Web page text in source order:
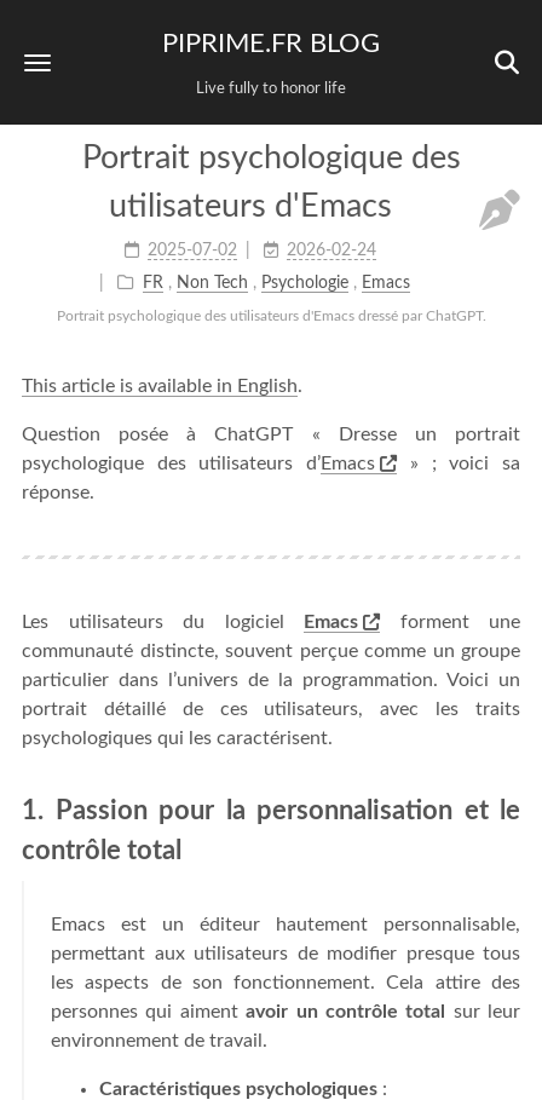
PIPRIME.FR BLOG
Live fully to honor life
Portrait psychologique des
utilisateurs d'Emacs
2025-07-02
2026-02-24
FR , Non Tech , Psychologie , Emacs
Portrait psychologique des utilisateurs d'Emacs dressé par ChatGPT.
This article is available in English.
Question posée à ChatGPT « Dresse un portrait
psychologique des utilisateurs d’Emacs
» ; voici sa
réponse.
Les utilisateurs du logiciel Emacs
forment une
communauté distincte, souvent perçue comme un groupe
particulier dans l’univers de la programmation. Voici un
portrait détaillé de ces utilisateurs, avec les traits
psychologiques qui les caractérisent.
1. Passion pour la personnalisation et le
contrôle total
Emacs est un éditeur hautement personnalisable,
permettant aux utilisateurs de modifier presque tous
les aspects de son fonctionnement. Cela attire des
personnes qui aimentavoir un contrôle total
sur leur
environnement de travail.
Caractéristiques psychologiques :